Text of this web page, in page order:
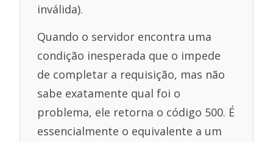
inválida).
Quando o servidor encontra uma
condição inesperada que o impede
de completar a requisição, mas não
sabe exatamente qual foi o
problema, ele retorna o código 500. É
essencialmente o equivalente a um